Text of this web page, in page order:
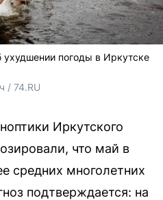
ухудшении погоды в Иркутске
/ 74.RU
Иркутского
что май в
средних многолетних
подтверждается: на